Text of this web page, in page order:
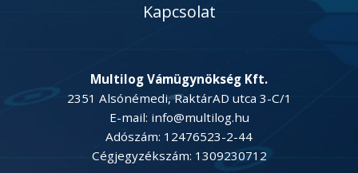
Multilog Vámügynökség Kft.
2351 Alsónémedi, RaktárAD utca 3-C/1
E-mail: info@multilog.hu
Adószám: 12476523-2-44
Cégjegyzékszám: 1309230712
Kapcsolat